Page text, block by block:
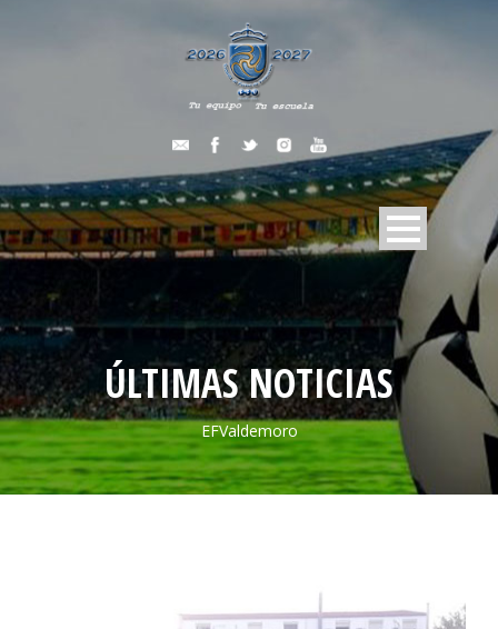
ÚLTIMAS NOTICIAS
EFValdemoro